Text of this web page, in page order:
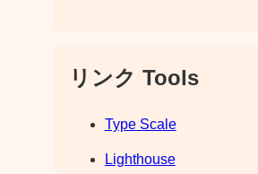
リンク Tools
Type Scale
Lighthouse